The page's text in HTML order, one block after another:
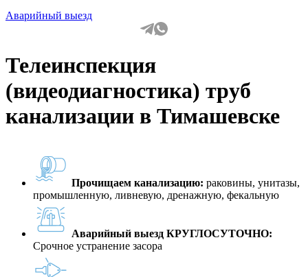
Аварийный выезд
Телеинспекция
(видеодиагностика) труб
канализации в Тимашевске
Прочищаем канализацию: раковины, унитазы,
промышленную, ливневую, дренажную, фекальную
Аварийный выезд КРУГЛОСУТОЧНО:
Срочное устранение засора